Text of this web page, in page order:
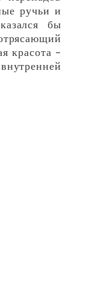
ручьи и
бы
красота –